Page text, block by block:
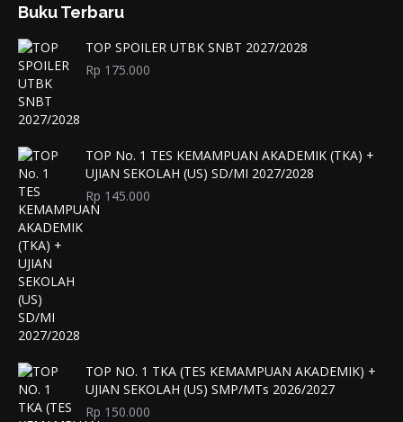
Buku Terbaru
TOP SPOILER UTBK SNBT 2027/2028
Rp 175.000
TOP No. 1 TES KEMAMPUAN AKADEMIK (TKA) +
UJIAN SEKOLAH (US) SD/MI 2027/2028
Rp 145.000
TOP NO. 1 TKA (TES KEMAMPUAN AKADEMIK) +
UJIAN SEKOLAH (US) SMP/MTs 2026/2027
Rp 150.000